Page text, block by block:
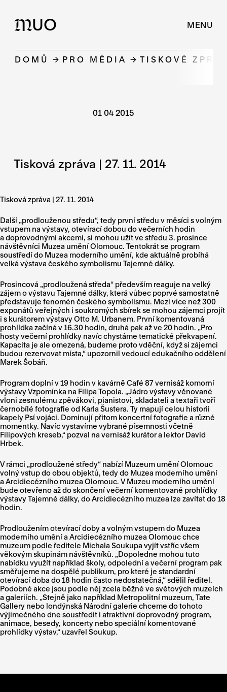
MUO MENU
DOMŮ PRO MÉDIA TISKOVÉ
01 04 2015
Tisková zpráva | 27. 11. 2014
Tisková zpráva | 27. 11. 2014
Další „prodlouženou středu“, tedy první středu v měsíci s volným
vstupem na výstavy, otevírací dobou do večerních hodin
a doprovodnými akcemi, si mohou užít ve středu 3. prosince
návštěvníci Muzea umění Olomouc. Tentokrát se program
soustředí do Muzea moderního umění, kde aktuálně probíhá
velká výstava českého symbolismu Tajemné dálky.
Prosincová „prodloužená středa“ především reaguje na velký
zájem o výstavu Tajemné dálky, která vůbec poprvé samostatně
představuje fenomén českého symbolismu. Mezi více než 300
exponátů veřejných i soukromých sbírek se mohou zájemci projít
i s kurátorem výstavy Otto M. Urbanem. První komentovaná
prohlídka začíná v 16.30 hodin, druhá pak až ve 20 hodin. „Pro
hosty večerní prohlídky navíc chystáme tematické překvapení.
Kapacita je ale omezená, budeme proto vděční, když si zájemci
budou rezervovat místa,“ upozornil vedoucí edukačního oddělení
Marek Šobáň.
Program doplní v 19 hodin v kavárně Café 87 vernisáž komorní
výstavy Vzpomínka na Filipa Topola. „Jádro výstavy věnované
vloni zesnulému zpěvákovi, pianistovi, skladateli a textaři tvoří
černobílé fotografie od Karla Šustera. Ty mapují celou historii
kapely Psí vojáci. Dominují přitom koncertní fotografie a různé
momentky. Navíc vystavíme vybrané písemnosti včetně
Filipových kreseb,“ pozval na vernisáž kurátor a lektor David
Hrbek.
V rámci „prodloužené středy“ nabízí Muzeum umění Olomouc
volný vstup do obou objektů, tedy do Muzea moderního umění
a Arcidiecézního muzea Olomouc. V Muzeu moderního umění
bude otevřeno až do skončení večerní komentované prohlídky
výstavy Tajemné dálky, do Arcidiecézního muzea lze zavítat do 18
hodin.
Prodloužením otevírací doby a volným vstupem do Muzea
moderního umění a Arcidiecézního muzea Olomouc chce
muzeum podle ředitele Michala Soukupa vyjít vstříc všem
věkovým skupinám návštěvníků. „Dopoledne mohou tuto
nabídku využít například školy, odpolední a večerní program pak
směřujeme na dospělé publikum, pro které je standardní
otevírací doba do 18 hodin často nedostatečná,“ sdělil ředitel.
Podobné akce jsou podle něj zcela běžné ve světových muzeích
a galeriích. „Stejně jako například Metropolitní muzeum, Tate
Gallery nebo londýnská Národní galerie chceme do tohoto
výjimečného dne soustředit i atraktivní doprovodný program,
animace, besedy, koncerty nebo speciální komentované
prohlídky výstav,“ uzavřel Soukup.